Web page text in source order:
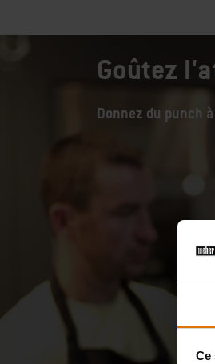
Ce
Goûtez
Donnez du punch